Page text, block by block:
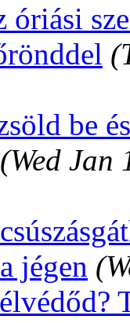
óriási
be
(Wed Jan
jégen